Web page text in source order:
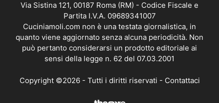
Via Sistina 121, 00187 Roma (RM) - Codice Fiscale e
Partita I.V.A. 09689341007
Cuciniamoli.com non è una testata giornalistica, in
quanto viene aggiornato senza alcuna periodicità. Non
può pertanto considerarsi un prodotto editoriale ai
sensi della legge n. 62 del 07.03.2001
Copyright ©2026 - Tutti i diritti riservati - Contattaci